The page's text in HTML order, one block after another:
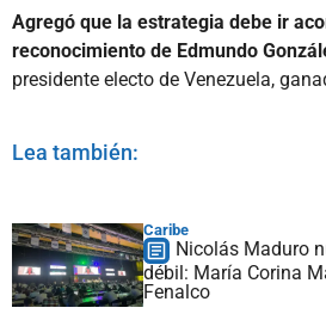
Agregó que la estrategia debe ir
reconocimiento de Edmundo
presidente electo de Venezuela,
Lea también:
Caribe
Nicolás Maduro
débil: María Corina
Fenalco